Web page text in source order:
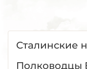
Сталинские
Полководцы